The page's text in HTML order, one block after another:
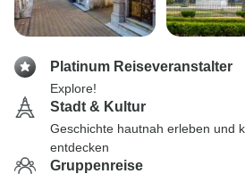
Platinum Reiseveranstalter
Explore!
Stadt & Kultur
Geschichte hautnah erleben und
entdecken
Gruppenreise